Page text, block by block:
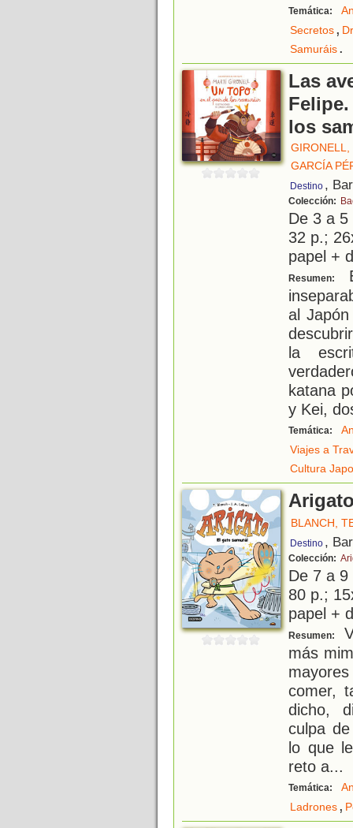
Temática:
Secretos,
Samuráis.
Las
los
GIRONELL,
GARCÍA
Destino ,
Colección:
De 3 a
32 p.;
papel +
Resumen:
al
la
katana
y Kei,
Temática:
Viajes a
Cultura
BLANCH,
Destino ,
Colección:
De 7 a
80 p.;
papel +
Resumen:
más
comer,
dicho,
culpa
lo que
reto a...
Temática:
Ladrones,